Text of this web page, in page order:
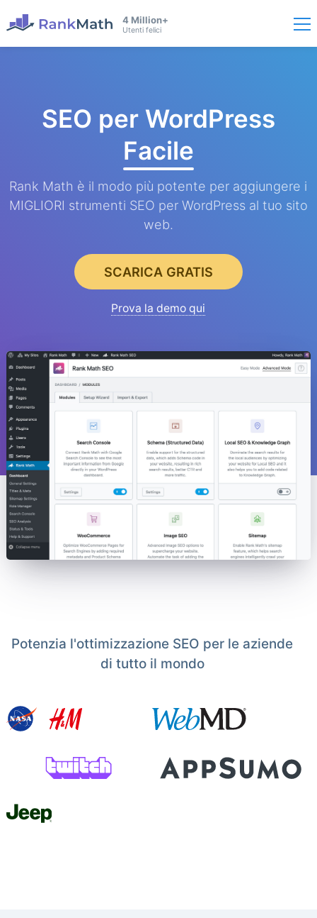
4 Million+
Utenti felici
SEO per WordPress
Facile
Rank Math è il modo più potente per aggiungere i
MIGLIORI strumenti SEO per WordPress al tuo sito
web.
SCARICA GRATIS
Prova la demo qui
Potenzia l'ottimizzazione SEO per le aziende
di tutto il mondo